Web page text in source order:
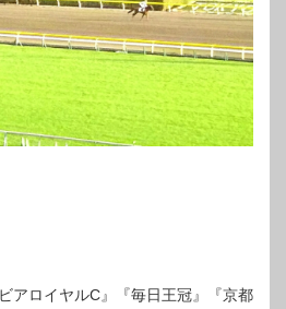
アロイヤルC』『毎日王冠』『京都